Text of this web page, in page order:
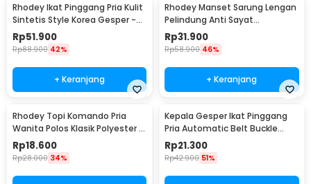
Rhodey Ikat Pinggang Pria Kulit
Sintetis Style Korea Gesper -
B1033
Rp51.900
Rp88.900 42%
+ Keranjang
Rhodey Manset Sarung Lengan
Pelindung Anti Sayat
Polyethylene Fiber - SYLC-
HB001
Rp31.900
Rp58.900 46%
+ Keranjang
Rhodey Topi Komando Pria
Wanita Polos Klasik Polyester -
F314
Rp18.600
Rp28.000 34%
Kepala Gesper Ikat Pinggang
Pria Automatic Belt Buckle
Metal Model 2 - 620
Rp21.300
Rp42.900 51%